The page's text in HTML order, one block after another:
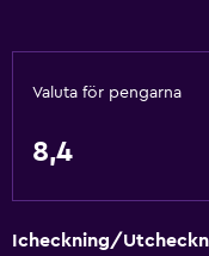
Valuta för pengarna
8,4
Icheckning/